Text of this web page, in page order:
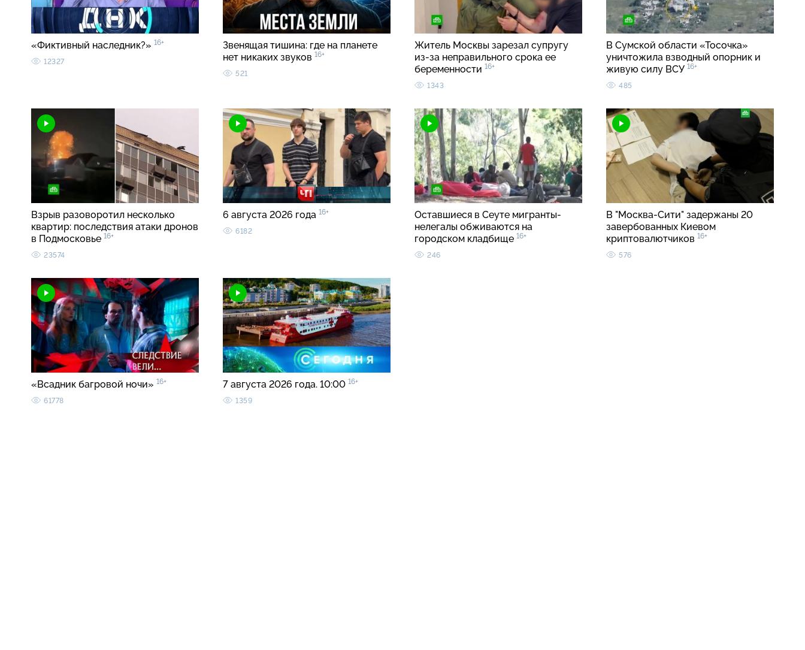
«Фиктивный наследник?» 16+
12327
Звенящая тишина: где на планете
нет никаких звуков 16+
521
Житель Москвы зарезал супругу
из-за неправильного срока ее
беременности 16+
1343
В Сумской области «Тосочка»
уничтожила взводный опорник и
живую силу ВСУ 16+
485
Взрыв разоворотил несколько
квартир: последствия атаки дронов
в Подмосковье 16+
23574
6 августа 2026 года 16+
6182
Оставшиеся в Сеуте мигранты-
нелегалы обживаются на
городском кладбище 16+
246
В "Москва-Сити" задержаны 20
завербованных Киевом
криптовалютчиков 16+
576
«Всадник багровой ночи» 16+
61778
7 августа 2026 года. 10:00 16+
1359